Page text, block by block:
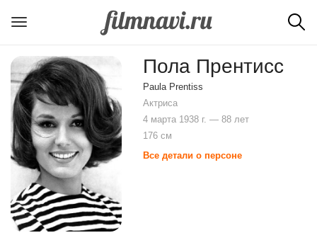
Пола Прентисс
Paula Prentiss
Актриса
4 марта 1938 г. — 88 лет
176 см
Все детали о персоне